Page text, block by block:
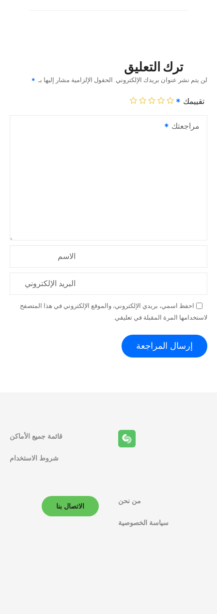
ترك التعليق
لن يتم نشر عنوان بريدك الإلكتروني. الحقول الإلزامية مشار إليها بـ
تقييمك
مراجعتك
الاسم
البريد الإلكتروني
احفظ اسمي، بريدي الإلكتروني، والموقع الإلكتروني في هذا المتصفح
لاستخدامها المرة المقبلة في تعليقي.
قائمة جميع الأماكن
شروط الاستخدام
من نحن
سياسة الخصوصية
الاتصال بنا